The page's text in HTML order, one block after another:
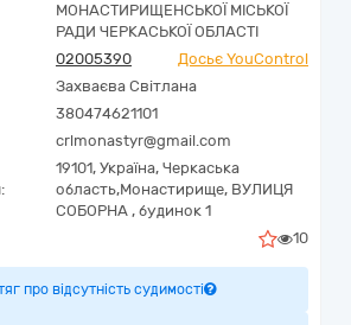
МОНАСТИРИЩЕНСЬКОЇ МІСЬКОЇ
РАДИ ЧЕРКАСЬКОЇ ОБЛАСТІ
02005390
Досьє YouControl
Захваєва Світлана
380474621101
crlmonastyr@gmail.com
19101, Україна, Черкаська
область,Монастирище, ВУЛИЦЯ
СОБОРНА , будинок 1
10
про відсутність судимості